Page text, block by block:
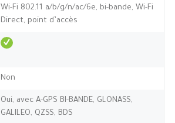
Wi-Fi 802.11 a/b/g/n/ac/6e, bi-bande, Wi-Fi
Direct, point d’accès
Non
Oui, avec A-GPS BI-BANDE, GLONASS,
GALILEO, QZSS, BDS